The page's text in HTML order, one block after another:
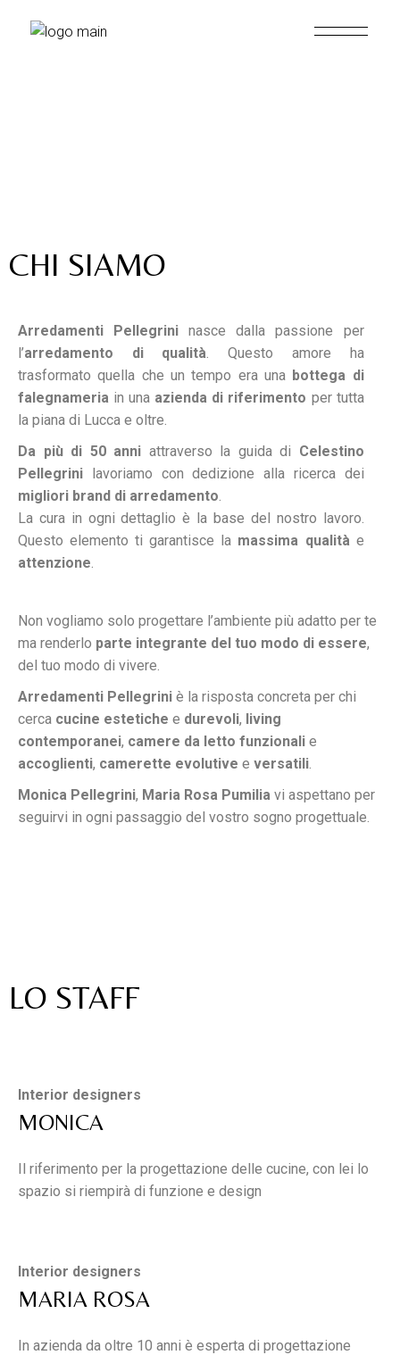
CHI SIAMO
Arredamenti Pellegrini nasce dalla passione per
l’arredamento di qualità. Questo amore ha
trasformato quella che un tempo era una bottega di
falegnameria in una azienda di riferimento per tutta
la piana di Lucca e oltre.
Da più di 50 anni attraverso la guida di Celestino
Pellegrini lavoriamo con dedizione alla ricerca dei
migliori brand di arredamento.
La cura in ogni dettaglio è la base del nostro lavoro.
Questo elemento ti garantisce la massima qualitàe
attenzione.
Non vogliamo solo progettare l’ambiente più adatto per te
ma renderlo parte integrante del tuo modo di essere,
del tuo modo di vivere.
Arredamenti Pellegrini è la risposta concreta per chi
cerca cucine estetiche e durevoli, living
contemporanei, camere da letto funzionali e
accoglienti, camerette evolutive e versatili.
Monica Pellegrini, Maria Rosa Pumilia vi aspettano per
seguirvi in ogni passaggio del vostro sogno progettuale.
LO STAFF
Interior designers
MONICA
Il riferimento per la progettazione delle cucine, con lei lo
spazio si riempirà di funzione e design
Interior designers
MARIA ROSA
In azienda da oltre 10 anni è esperta di progettazione